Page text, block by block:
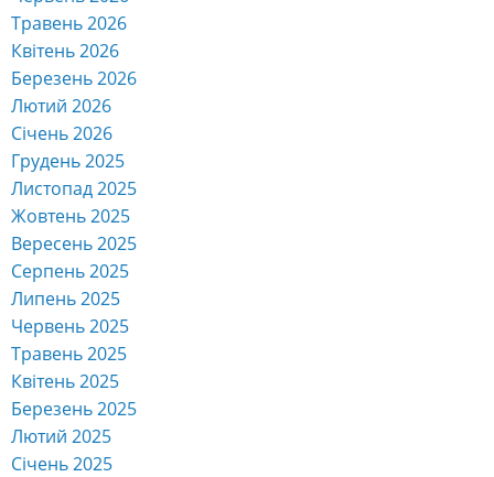
Травень 2026
Квітень 2026
Березень 2026
Лютий 2026
Січень 2026
Грудень 2025
Листопад 2025
Жовтень 2025
Вересень 2025
Серпень 2025
Липень 2025
Червень 2025
Травень 2025
Квітень 2025
Березень 2025
Лютий 2025
Січень 2025